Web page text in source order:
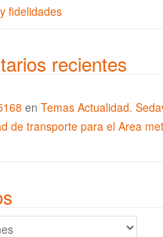
fidelidades
recientes
en Temas Actualidad.
de transporte para el Area